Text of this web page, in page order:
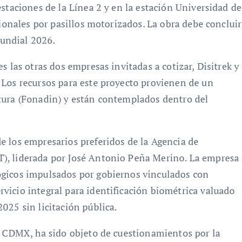
de la Línea 2 y en la estación Universidad de
por pasillos motorizados. La obra debe concluir
2026.
las otras dos empresas invitadas a cotizar, Disitrek y
recursos para este proyecto provienen de un
(Fonadin) y están contemplados dentro del
los empresarios preferidos de la Agencia de
liderada por José Antonio Peña Merino. La empresa
impulsados por gobiernos vinculados con
integral para identificación biométrica valuado
sin licitación pública.
ha sido objeto de cuestionamientos por la